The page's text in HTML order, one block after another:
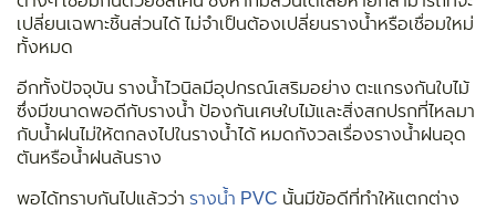
เปลี่ยนเฉพาะชิ้นส่วนได้ ไม่จำเป็นต้องเปลี่ยนรางน้ำหรือเชื่อมใหม่
ทั้งหมด
อีกทั้งปัจจุบัน รางน้ำไวนิลมีอุปกรณ์เสริมอย่าง ตะแกรงกันใบไม้
ซึ่งมีขนาดพอดีกับรางน้ำ ป้องกันเศษใบไม้และสิ่งสกปรกที่ไหลมา
กับน้ำฝนไม่ให้ตกลงไปในรางน้ำได้ หมดกังวลเรื่องรางน้ำฝนอุด
ตันหรือน้ำฝนล้นราง
พอได้ทราบกันไปแล้วว่า รางน้ำ PVC นั้นมีข้อดีที่ทำให้แตกต่าง